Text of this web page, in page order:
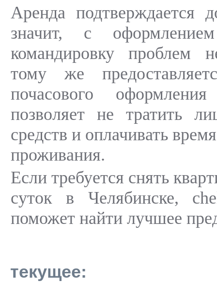
Аренда подтверждается
значит, с
командировку проблем
тому же
почасового
позволяет не тратить
средств и оплачивать
проживания.
Если требуется снять
суток в Челябинске,
поможет найти лучшее
текущее: